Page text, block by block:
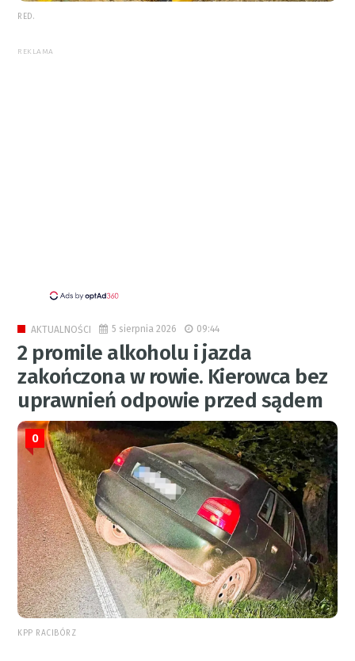
RED.
REKLAMA
AKTUALNOŚCI 5 sierpnia 2026 09:44
2 promile alkoholu i jazda
zakończona w rowie. Kierowca bez
uprawnień odpowie przed sądem
0
KPP RACIBÓRZ